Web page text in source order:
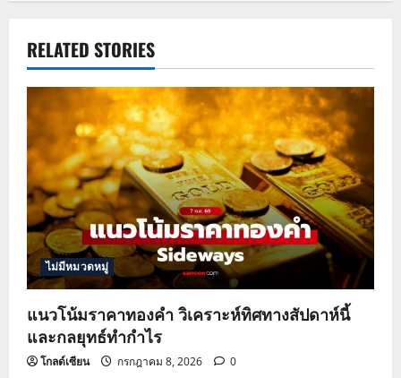
a
v
i
g
a
t
i
o
n
RELATED STORIES
ไม่มีหมวดหมู่
แนวโน้มราคาทองคำ วิเคราะห์ทิศทางสัปดาห์นี้
และกลยุทธ์ทำกำไร
โกลด์เซียน กรกฎาคม 8, 2026 0